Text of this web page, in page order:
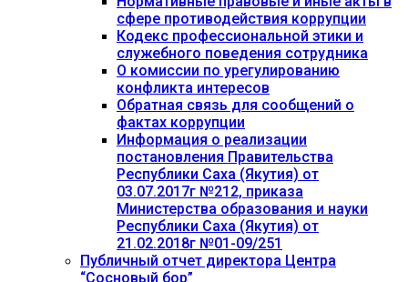
сфере противодействия коррупции
Кодекс профессиональной этики и
служебного поведения сотрудника
О комиссии по урегулированию
конфликта интересов
Обратная связь для сообщений о
фактах коррупции
Информация о реализации
постановления Правительства
Республики Саха (Якутия) от
03.07.2017г №212, приказа
Министерства образования и науки
Республики Саха (Якутия) от
21.02.2018г №01-09/251
Публичный отчет директора Центра
“Сосновый бор”